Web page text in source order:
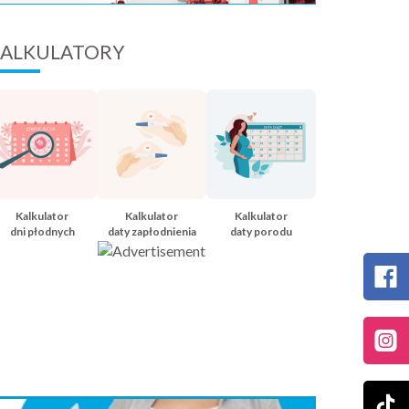
Kalkulator
dni płodnych
Kalkulator
daty zapłodnienia
Kalkulator
daty porodu